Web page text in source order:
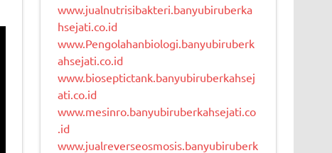
www.jualnutrisibakteri.banyubiruberka
hsejati.co.id
www.Pengolahanbiologi.banyubiruberk
ahsejati.co.id
www.bioseptictank.banyubiruberkahsej
ati.co.id
www.mesinro.banyubiruberkahsejati.co
.id
www.jualreverseosmosis.banyubiruberk